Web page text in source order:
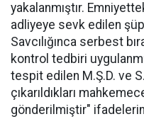
yakalanmıştır.
adliyeye sevk edilen
Savcılığınca serbest
kontrol tedbiri
tespit edilen M.Ş.D. ve
çıkarıldıkları
gönderilmiştir"